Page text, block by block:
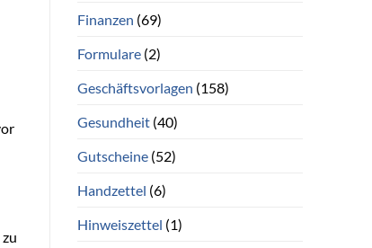
Finanzen (69)
Formulare(2)
Geschäftsvorlagen (158)
Gesundheit(40)
Gutscheine(52)
Handzettel (6)
Hinweiszettel (1)